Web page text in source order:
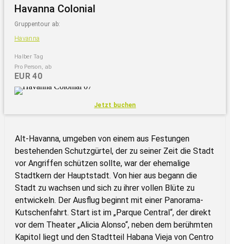
Havanna Colonial
Gruppentour ab:
Havanna
Halber Tag
Pro Person, ab
EUR 40
Jetzt buchen
Alt-Havanna, umgeben von einem aus Festungen
bestehenden Schutzgürtel, der zu seiner Zeit die Stadt
vor Angriffen schützen sollte, war der ehemalige
Stadtkern der Hauptstadt. Von hier aus begann die
Stadt zu wachsen und sich zu ihrer vollen Blüte zu
entwickeln. Der Ausflug beginnt mit einer Panorama-
Kutschenfahrt. Start ist im „Parque Central“, der direkt
vor dem Theater „Alicia Alonso“, neben dem berühmten
Kapitol liegt und den Stadtteil Habana Vieja von Centro